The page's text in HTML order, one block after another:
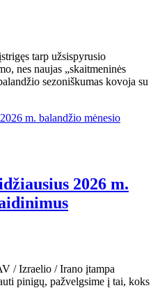
tarp užsispyrusio
nes naujas „skaitmeninės
sezoniškumas kovoja su
2026 m.
/ Izraelio / Irano įtampa
pinigų, pažvelgsime į tai, koks